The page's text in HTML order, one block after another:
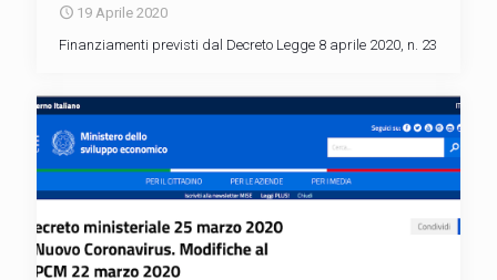
19 Aprile 2020
Finanziamenti previsti dal Decreto Legge 8 aprile 2020, n. 23